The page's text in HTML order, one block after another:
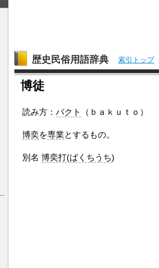
歴史民俗用語辞典 索引トップ
博徒
読み方： バクト （ｂａｋｕｔｏ）
博奕を専業とするもの。
別名 博奕打(ばくちうち)